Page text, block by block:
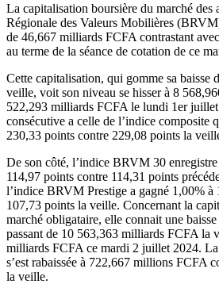
La capitalisation boursière du marché des
Régionale des Valeurs Mobilières
de 46,667 milliards FCFA contrastant
au terme de la séance de cotation de ce
Cette capitalisation, qui gomme sa baisse
veille, voit son niveau se hisser à 8
522,293 milliards FCFA le lundi 1er juillet
consécutive a celle de l’indice composite
230,33 points contre 229,08 points la
De son côté, l’indice BRVM 30 enregistre
114,97 points contre 114,31 points
l’indice BRVM Prestige a gagné 1,00% à
107,73 points la veille. Concernant la
marché obligataire, elle connait une
passant de 10 563,363 milliards FCFA la
milliards FCFA ce mardi 2 juillet 2024. La
s’est rabaissée à 722,667 millions FCFA
la veille.